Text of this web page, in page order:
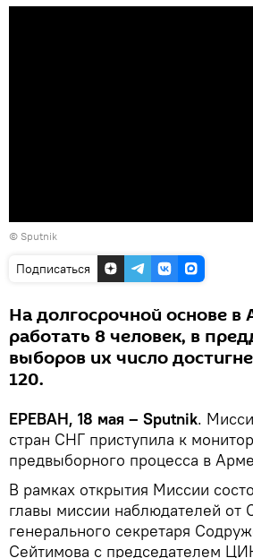
© Sputnik
Подписаться
На долгосрочной основе
работать 8 человек, в
выборов их число
120.
ЕРЕВАН, 18 мая – Sputnik.
стран СНГ приступила к
предвыборного процесса в
В рамках открытия Миссии
главы миссии наблюдателей от
генерального секретаря
Сейтимова с председателем